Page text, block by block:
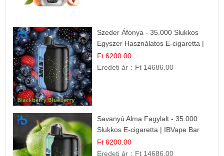
Szeder Áfonya - 35.000 Slukkos
Egyszer Használatos E-cigaretta |
Prémium Ízélmény
Ft 6200.00
Eredeti ár： Ft 14686.00
Savanyú Alma Fagylalt - 35.000
Slukkos E-cigaretta | IBVape Bar
Ft 6200.00
Eredeti ár： Ft 14686.00